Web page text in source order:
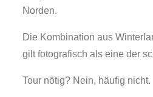
Norden.
Die Kombination aus
gilt fotografisch als eine der
Tour nötig? Nein, häufig nicht.